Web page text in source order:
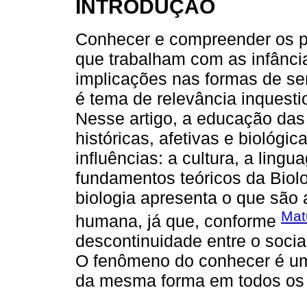
INTRODUÇÃO
Conhecer e compreender os
que trabalham com as
implicações nas formas de
é tema de relevância
Nesse artigo, a educação
históricas, afetivas e
influências: a cultura, a
fundamentos teóricos da
biologia apresenta o que
humana, já que, conforme
descontinuidade entre o
O fenômeno do conhecer é
da mesma forma em todos